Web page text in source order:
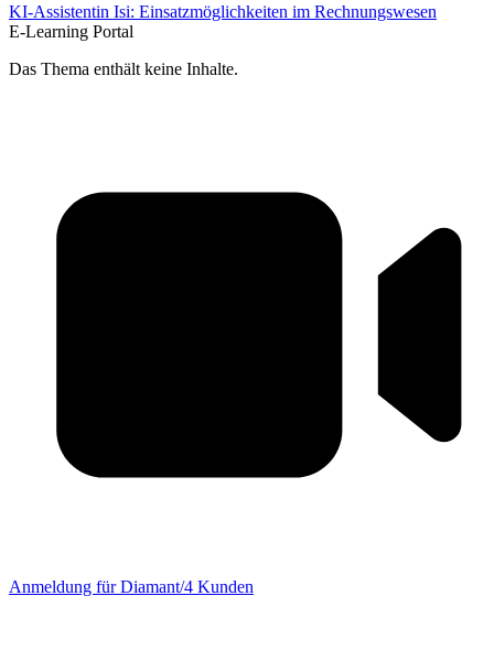
KI-Assistentin Isi: Einsatzmöglichkeiten im Rechnungswesen
E-Learning Portal
Das Thema enthält keine Inhalte.
Anmeldung für Diamant/4 Kunden